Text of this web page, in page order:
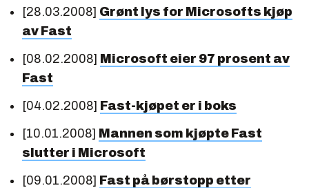
[28.03.2008] Grønt lys for Microsofts kjøp
av Fast
[08.02.2008] Microsoft eier 97 prosent av
Fast
[04.02.2008] Fast-kjøpet er i boks
[10.01.2008] Mannen som kjøpte Fast
slutter i Microsoft
[09.01.2008] Fast på børstopp etter